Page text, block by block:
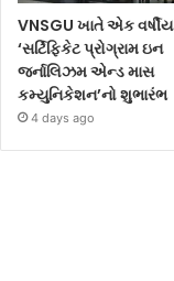
VNSGU ખાતે એક વર્ષીય
‘સર્ટિફિકેટ પ્રોગ્રામ ઇન
જર્નાલિઝમ એન્ડ માસ
કમ્યુનિકેશન’નો શુભારંભ
4 days ago